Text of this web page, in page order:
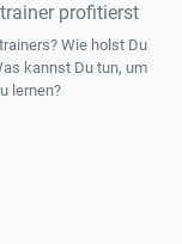
profitierst
Wie holst Du
kannst Du tun, um
lernen?